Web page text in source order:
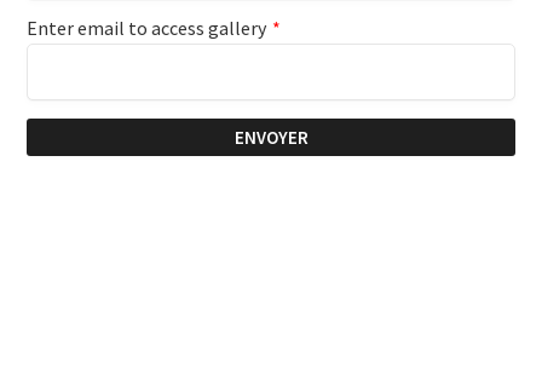
Enter email to access gallery *
ENVOYER